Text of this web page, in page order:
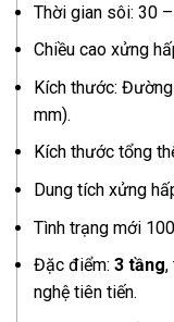
Thời gian sôi: 30 –
Chiều cao xửng
Kích thước:
mm).
Kích thước tổng
Dung tích xửng
Tình trạng mới
Đặc điểm: 3 tầng,
nghệ tiên tiến.